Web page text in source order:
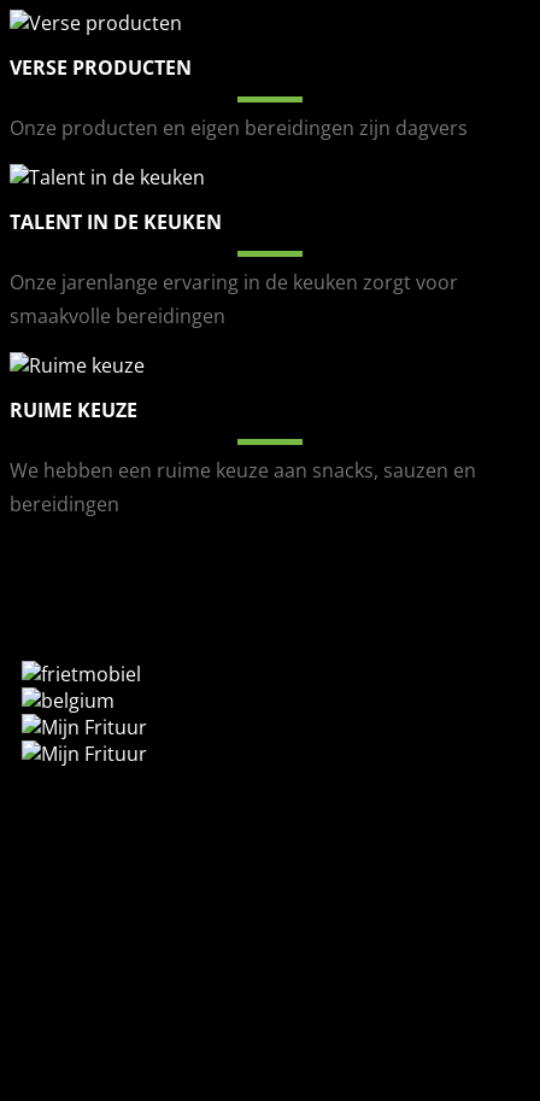
VERSE PRODUCTEN
Onze producten en eigen bereidingen zijn dagvers
TALENT IN DE KEUKEN
Onze jarenlange ervaring in de keuken zorgt voor
smaakvolle bereidingen
RUIME KEUZE
We hebben een ruime keuze aan snacks, sauzen en
bereidingen